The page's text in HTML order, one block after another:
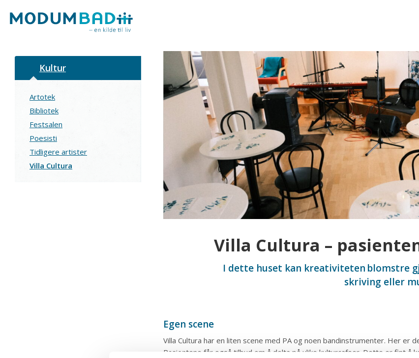
Kultur
Artotek
Bibliotek
Festsalen
Poesisti
Tidligere artister
Villa Cultura
Villa Cultura –
I dette huset kan kreativiteten blomstre
skriving eller
Egen scene
Villa Cultura har en liten scene med PA og noen bandinstrumenter. Her
Pasientene får også tilbud om å delta på ulike kulturcafeer. Dette er fint å